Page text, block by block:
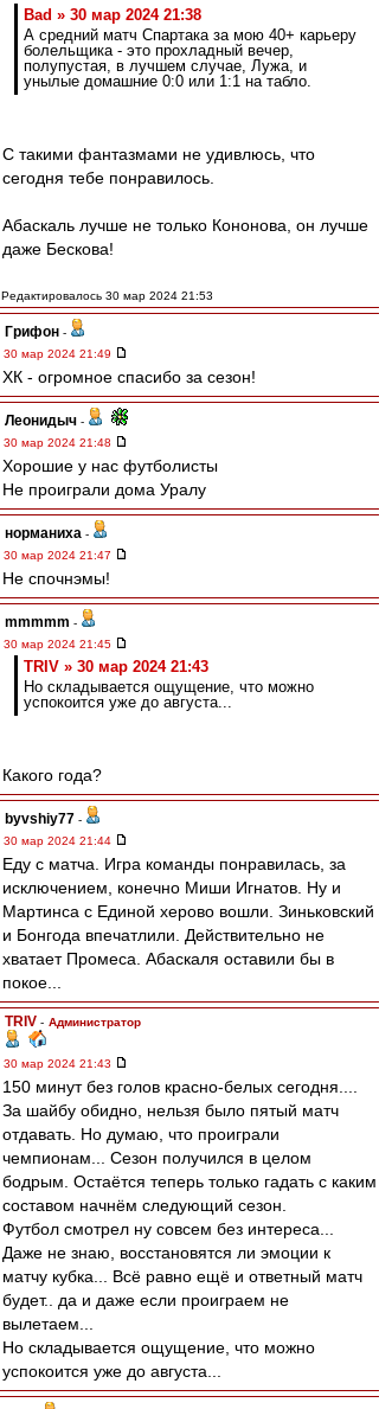
Bad » 30 мар 2024 21:38
А средний матч Спартака за мою 40+ карьеру
болельщика - это прохладный вечер,
полупустая, в лучшем случае, Лужа, и
унылые домашние 0:0 или 1:1 на табло.
С такими фантазмами не удивлюсь, что
сегодня тебе понравилось.
Абаскаль лучше не только Кононова, он лучше
даже Бескова!
Редактировалось 30 мар 2024 21:53
Грифон -
30 мар 2024 21:49
ХК - огромное спасибо за сезон!
Леонидыч -
30 мар 2024 21:48
Хорошие у нас футболисты
Не проиграли дома Уралу
норманиха -
30 мар 2024 21:47
Не спочнэмы!
mmmmm -
30 мар 2024 21:45
TRIV » 30 мар 2024 21:43
Но складывается ощущение, что можно
успокоится уже до августа...
Какого года?
byvshiy77 -
30 мар 2024 21:44
Еду с матча. Игра команды понравилась, за
исключением, конечно Миши Игнатов. Ну и
Мартинса с Единой херово вошли. Зиньковский
и Бонгода впечатлили. Действительно не
хватает Промеса. Абаскаля оставили бы в
покое...
TRIV - Администратор
30 мар 2024 21:43
150 минут без голов красно-белых сегодня....
За шайбу обидно, нельзя было пятый матч
отдавать. Но думаю, что проиграли
чемпионам... Сезон получился в целом
бодрым. Остаётся теперь только гадать с каким
составом начнём следующий сезон.
Футбол смотрел ну совсем без интереса...
Даже не знаю, восстановятся ли эмоции к
матчу кубка... Всё равно ещё и ответный матч
будет.. да и даже если проиграем не
вылетаем...
Но складывается ощущение, что можно
успокоится уже до августа...